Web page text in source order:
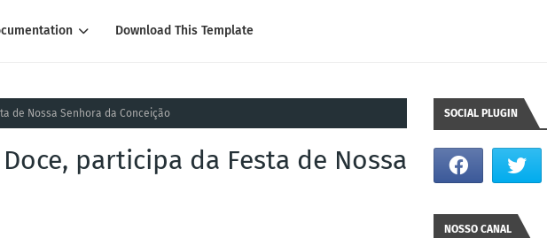
Download This Template
de Nossa Senhora da Conceição
participa da Festa de Nossa
SOCIAL PLUGIN
NOSSO CANAL